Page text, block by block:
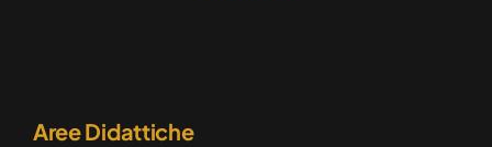
Aree Didattiche